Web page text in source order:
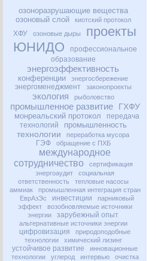
озоноразрушающие вещества
озоновый слой
киотский протокол
ХФУ озоновые дыры
проекты
ЮНИДО
профессиональное
образование
энергоэффективность
конференции энергосбережение
энергоменеджмент законопроекты
экология рыболовство
промышленное развитие ГХФУ
монреальский протокол
передача
технологий
промышленность
технологии переработка мусора
ГЭФ обращение с ПХБ
международное
сотрудничество
сертификация
энергоаудит
социальная
ответственность
тепловые насосы
аммиак
промышленная интеграция стран
ЕврАзЭс
инвестиции
парниковый
эффект
возобновляемые источники
энергии
зарубежный опыт
альтернативные источники энергии
цифровизация
природоподобные
технологии
химический лизинг
устойчивое развитие
инновационные
технологии
углерод интервью
очистка